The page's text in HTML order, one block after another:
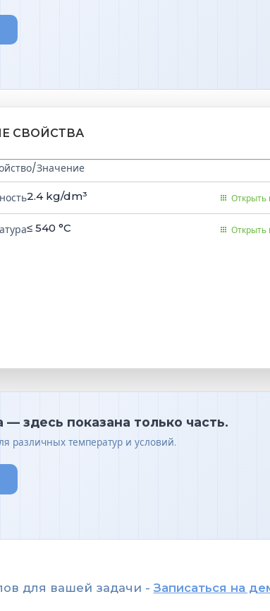
СВОЙСТВА
Значение
2.4 kg/dm³
≤ 540 °C
здесь показана только часть.
различных температур и условий.
для вашей задачи -Записаться на